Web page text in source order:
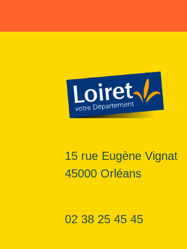
15 rue Eugène Vignat
45000 Orléans
02 38 25 45 45